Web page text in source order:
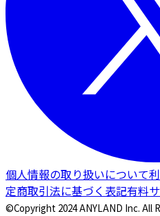
個人情報の取り扱いについて
定商取引法に基づく表記有料
©Copyright 2024 ANYLAND Inc. All